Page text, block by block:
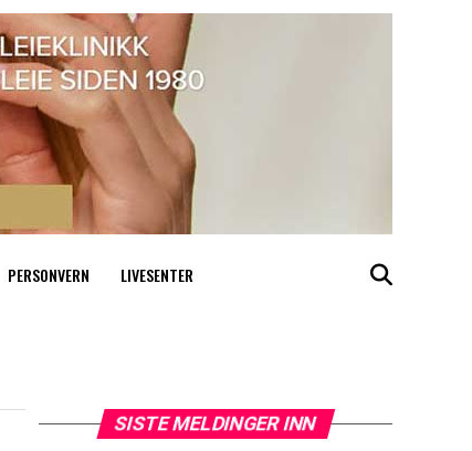
PERSONVERN LIVESENTER
SISTE MELDINGER INN